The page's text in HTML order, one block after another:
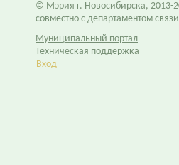
© Мэрия г. Новосибирска, 2013-
совместно с департаментом
Муниципальный портал
Техническая поддержка
Вход